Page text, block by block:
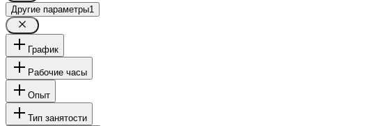
Другие параметры1
График
Рабочие часы
Опыт
Тип занятости